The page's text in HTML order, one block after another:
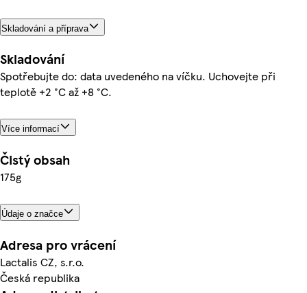
Skladování a příprava
Skladování
Spotřebujte do: data uvedeného na víčku. Uchovejte při
teplotě +2 °C až +8 °C.
Více informací
Čistý obsah
175g
Údaje o značce
Adresa pro vrácení
Lactalis CZ, s.r.o.
Česká republika